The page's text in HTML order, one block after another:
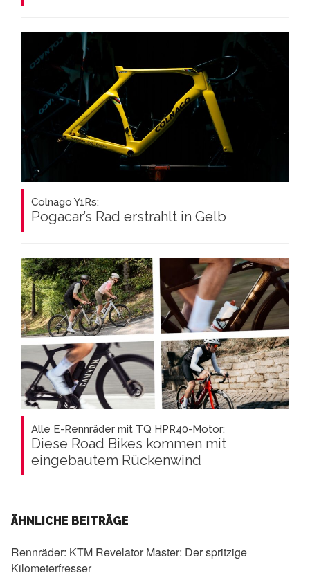
Colnago Y1Rs:
Pogacar’s Rad erstrahlt in Gelb
Alle E-Rennräder mit TQ HPR40-Motor:
Diese Road Bikes kommen mit
eingebautem Rückenwind
ÄHNLICHE BEITRÄGE
Rennräder: KTM Revelator Master: Der spritzige
Kilometerfresser